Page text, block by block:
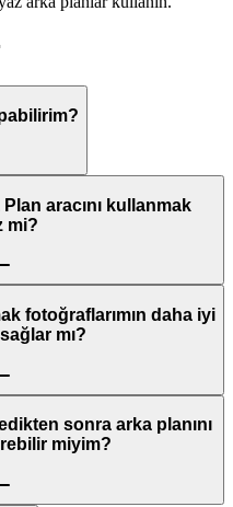
aracını kullanmak
mi?
fotoğraflarımın daha iyi
mı?
sonra arka planını
miyim?